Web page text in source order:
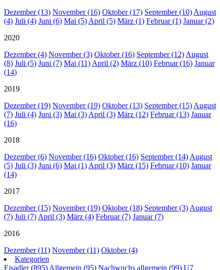
Dezember (13) November (16) Oktober (17) September (10) August
(4) Juli (4) Juni (6) Mai (5) April (5) März (1) Februar (1) Januar (2)
2020
Dezember (4) November (3) Oktober (16) September (12) August
(8) Juli (5) Juni (7) Mai (11) April (2) März (10) Februar (16) Januar
(14)
2019
Dezember (19) November (19) Oktober (13) September (15) August
(7) Juli (4) Juni (3) Mai (3) April (3) März (12) Februar (13) Januar
(16)
2018
Dezember (6) November (16) Oktober (16) September (14) August
(5) Juli (3) Juni (6) Mai (1) April (3) März (15) Februar (10) Januar
(14)
2017
Dezember (15) November (19) Oktober (18) September (3) August
(7) Juli (7) April (3) März (4) Februar (7) Januar (7)
2016
Dezember (11) November (11) Oktober (4)
Kategorien
Eisadler (895) Allgemein (95) Nachwuchs allgemein (99) U7